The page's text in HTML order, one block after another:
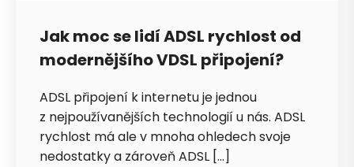
Jak moc se lidí ADSL rychlost od
modernějšího VDSL připojení?
ADSL připojení k internetu je jednou
z nejpoužívanějších technologií u nás. ADSL
rychlost má ale v mnoha ohledech svoje
nedostatky a zároveň ADSL […]